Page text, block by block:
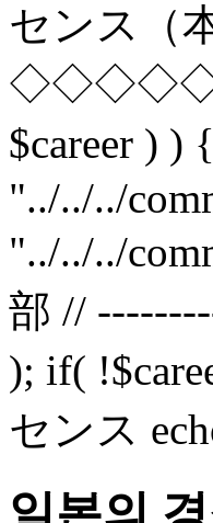
センス（
$career ) )
"../../../
"../../../
部 //
); if(
センス